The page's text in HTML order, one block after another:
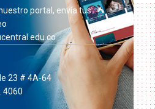
portal, envía tus
23 # 4A-64
4060